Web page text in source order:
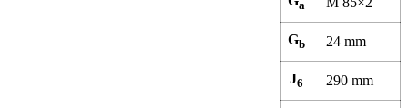
a
Gb 24 mm
J6 290 mm